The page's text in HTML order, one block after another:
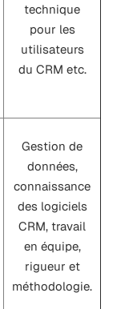
technique
pour les
utilisateurs
du CRM etc.
Gestion de
données,
connaissance
des logiciels
CRM, travail
en équipe,
rigueur et
méthodologie.